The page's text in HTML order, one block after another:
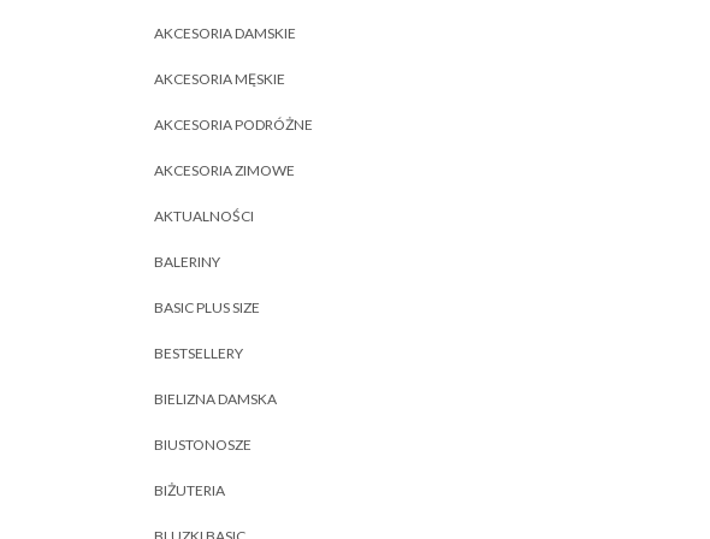
AKCESORIA DAMSKIE
AKCESORIA MĘSKIE
AKCESORIA PODRÓŻNE
AKCESORIA ZIMOWE
AKTUALNOŚCI
BALERINY
BASIC PLUS SIZE
BESTSELLERY
BIELIZNA DAMSKA
BIUSTONOSZE
BIŻUTERIA